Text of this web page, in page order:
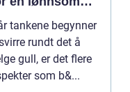
tankene begynner
rundt det å
gull, er det flere
som b&...